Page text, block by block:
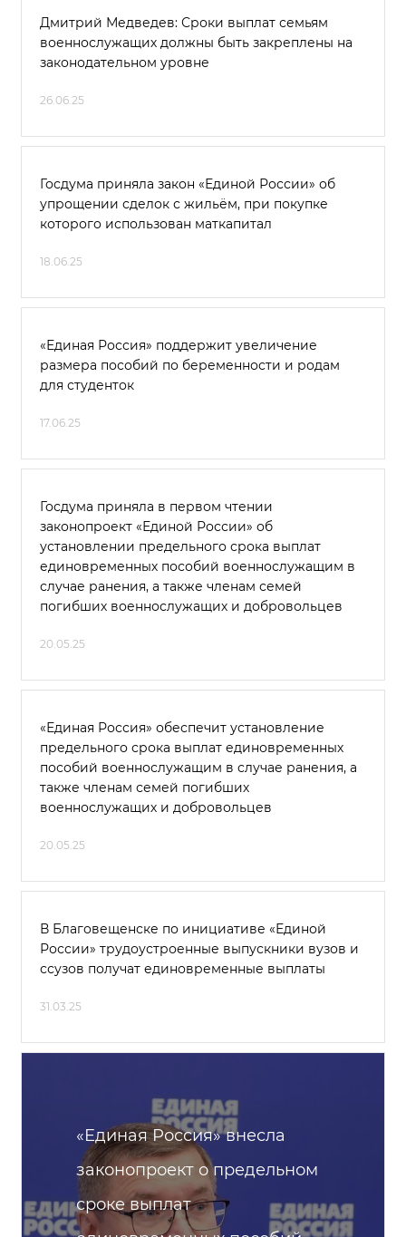
Дмитрий Медведев: Сроки выплат семьям
военнослужащих должны быть закреплены на
законодательном уровне
26.06.25
Госдума приняла закон «Единой России» об
упрощении сделок с жильём, при покупке
которого использован маткапитал
18.06.25
«Единая Россия» поддержит увеличение
размера пособий по беременности и родам
для студенток
17.06.25
Госдума приняла в первом чтении
законопроект «Единой России» об
установлении предельного срока выплат
единовременных пособий военнослужащим в
случае ранения, а также членам семей
погибших военнослужащих и добровольцев
20.05.25
«Единая Россия» обеспечит установление
предельного срока выплат единовременных
пособий военнослужащим в случае ранения, а
также членам семей погибших
военнослужащих и добровольцев
20.05.25
В Благовещенске по инициативе «Единой
России» трудоустроенные выпускники вузов и
ссузов получат единовременные выплаты
31.03.25
«Единая Россия» внесла
законопроект о предельном
сроке выплат